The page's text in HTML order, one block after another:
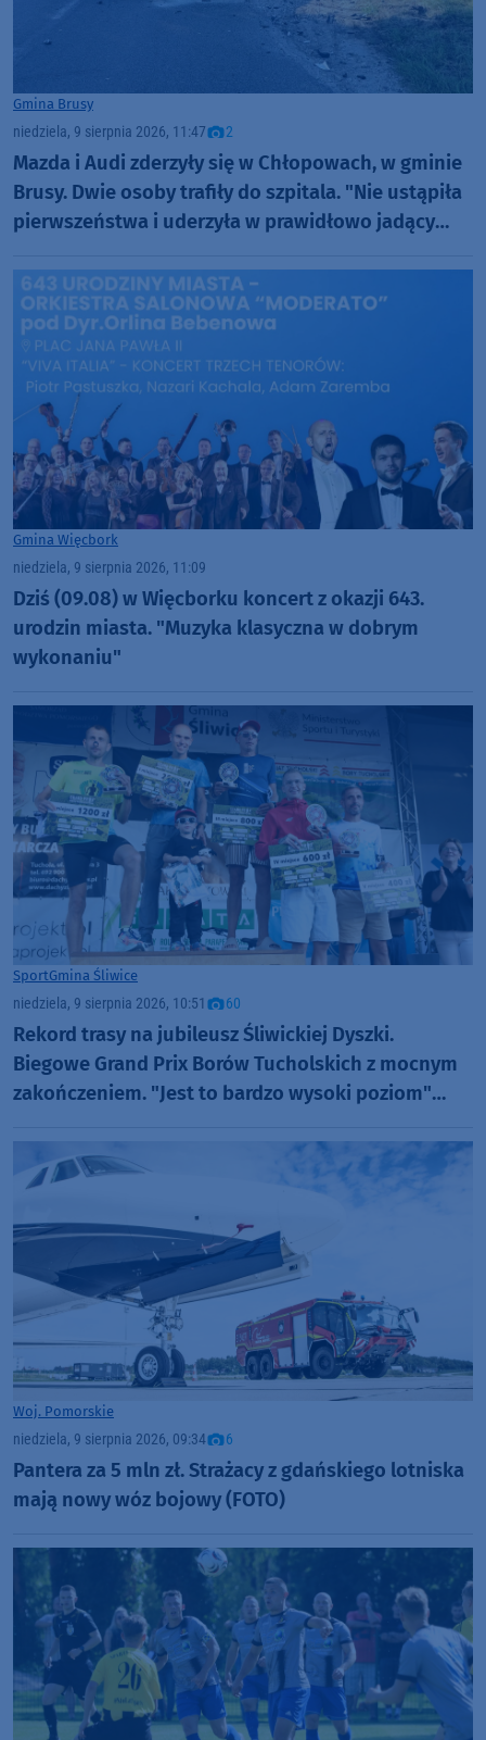
Gmina Brusy
niedziela, 9 sierpnia 2026, 11:47 2
Mazda i Audi zderzyły się w Chłopowach, w gminie
Brusy. Dwie osoby trafiły do szpitala. "Nie ustąpiła
pierwszeństwa i uderzyła w prawidłowo jadący
Gmina Więcbork
niedziela, 9 sierpnia 2026, 11:09
Dziś (09.08) w Więcborku koncert z okazji 643.
urodzin miasta. "Muzyka klasyczna w dobrym
wykonaniu"
SportGmina Śliwice
niedziela, 9 sierpnia 2026, 10:51 60
Rekord trasy na jubileusz Śliwickiej Dyszki.
Biegowe Grand Prix Borów Tucholskich z mocnym
zakończeniem. "Jest to bardzo wysoki poziom"
Woj. Pomorskie
niedziela, 9 sierpnia 2026, 09:34 6
Pantera za 5 mln zł. Strażacy z gdańskiego lotniska
mają nowy wóz bojowy (FOTO)